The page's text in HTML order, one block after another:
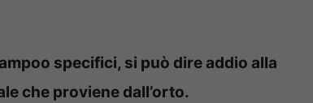
specifici, si può dire addio alla
che proviene dall’orto.